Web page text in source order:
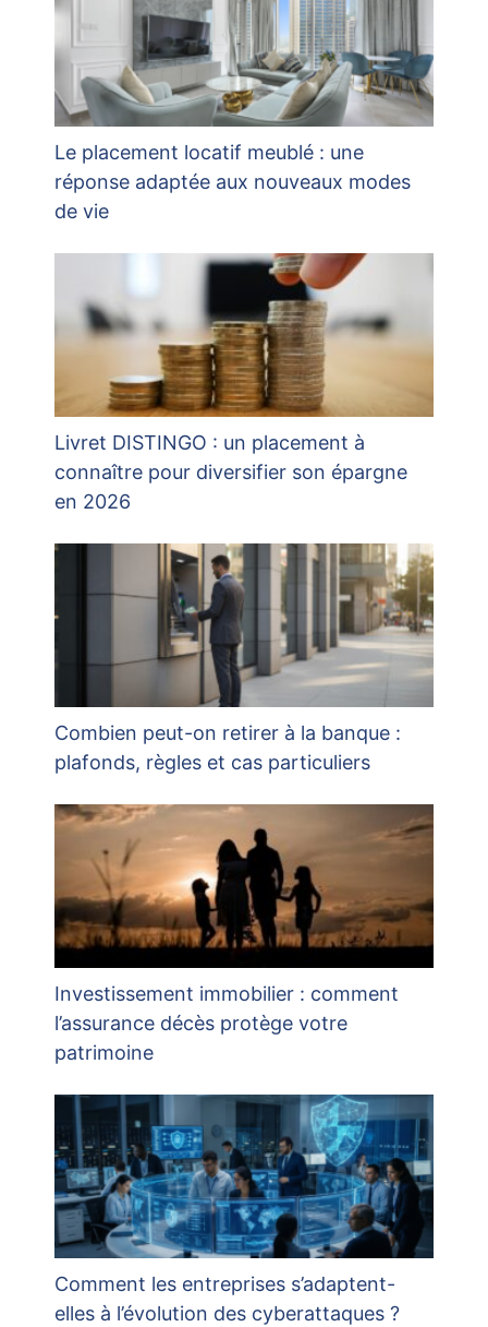
Le placement locatif meublé : une
réponse adaptée aux nouveaux modes
de vie
Livret DISTINGO : un placement à
connaître pour diversifier son épargne
en 2026
Combien peut-on retirer à la banque :
plafonds, règles et cas particuliers
Investissement immobilier : comment
l’assurance décès protège votre
patrimoine
Comment les entreprises s’adaptent-
elles à l’évolution des cyberattaques ?